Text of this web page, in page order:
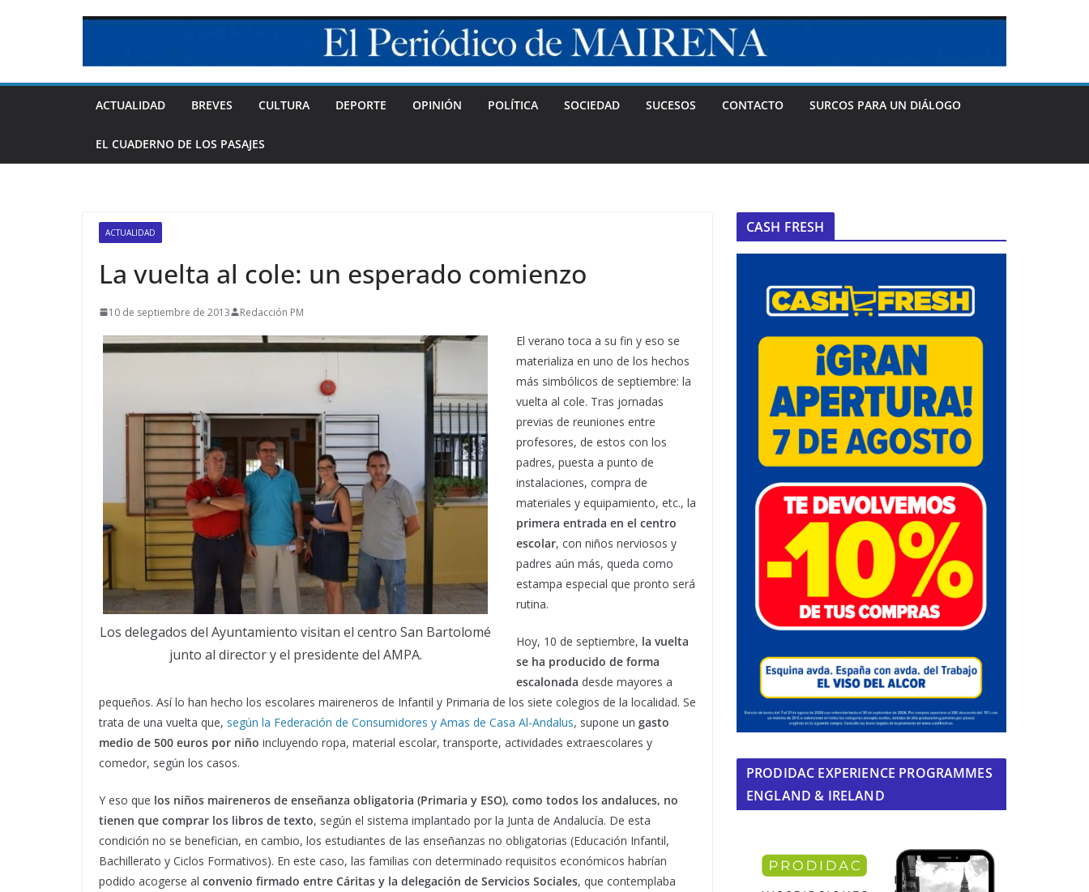
ACTUALIDAD BREVES CULTURA DEPORTE OPINIÓN POLÍTICA SOCIEDAD SUCESOS CONTACTO SURCOS PARA UN DIÁLOGO
EL CUADERNO DE LOS PASAJES
ACTUALIDAD
La vuelta al cole: un esperado comienzo
10 de septiembre de 2013 Redacción PM
Los delegados del Ayuntamiento visitan el centro San Bartolomé
junto al director y el presidente del AMPA.
El verano toca a su fin y eso se
materializa en uno de los hechos
más simbólicos de septiembre: la
vuelta al cole. Tras jornadas
previas de reuniones entre
profesores, de estos con los
padres, puesta a punto de
instalaciones, compra de
materiales y equipamiento, etc., la
primera entrada en el centro
escolar, con niños nerviosos y
padres aún más, queda como
estampa especial que pronto será
rutina.
Hoy, 10 de septiembre, la vuelta
se ha producido de forma
escalonada desde mayores a
pequeños. Así lo han hecho los escolares maireneros de Infantil y Primaria de los siete colegios de la localidad. Se
trata de una vuelta que, según la Federación de Consumidores y Amas de Casa Al-Andalus, supone un gasto
medio de 500 euros por niño incluyendo ropa, material escolar, transporte, actividades extraescolares y
comedor, según los casos.
Y eso que los niños maireneros de enseñanza obligatoria (Primaria y ESO), como todos los andaluces, no
tienen que comprar los libros de texto, según el sistema implantado por la Junta de Andalucía. De esta
condición no se benefician, en cambio, los estudiantes de las enseñanzas no obligatorias (Educación Infantil,
Bachillerato y Ciclos Formativos). En este caso, las familias con determinado requisitos económicos habrían
podido acogerse al convenio firmado entre Cáritas y la delegación de Servicios Sociales, que contemplaba
CASH FRESH
PRODIDAC EXPERIENCE PROGRAMMES
ENGLAND & IRELAND